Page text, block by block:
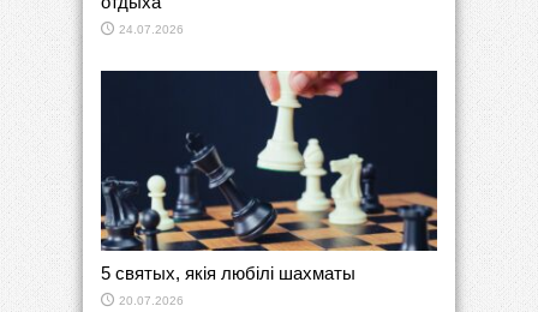
24.07.2026
5 святых, якія любілі шахматы
20.07.2026